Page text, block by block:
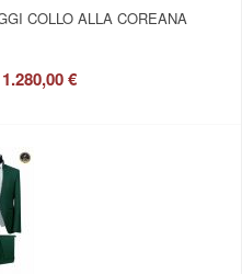
COLLO ALLA COREANA
1.280,00 €